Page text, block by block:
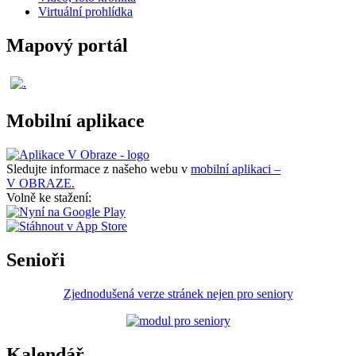
Virtuální prohlídka
Mapový portál
Mobilní aplikace
Sledujte informace z našeho webu v mobilní aplikaci –
V OBRAZE.
Volně ke stažení:
Senioři
Zjednodušená verze stránek nejen pro seniory